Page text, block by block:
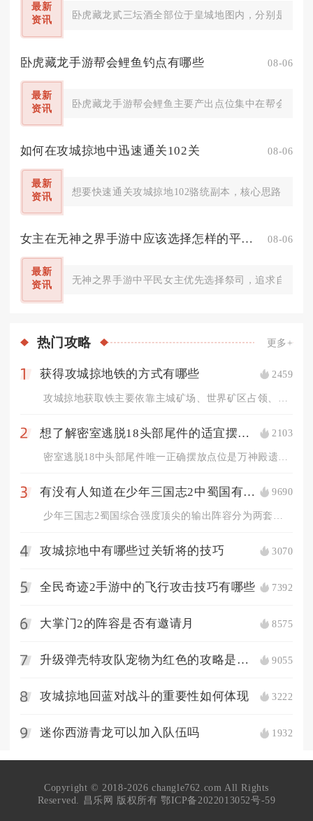
最新
资讯
卧虎藏龙贰三坛酒全部位于皇城地图内，分别是药
卧虎藏龙手游帮会鲤鱼钓点有哪些 08-06
最新
资讯
卧虎藏龙手游帮会鲤鱼主要产出点位集中在帮会渔
如何在攻城掠地中迅速通关102关 08-06
最新
资讯
想要快速通关攻城掠地102骆统副本，核心思路是依
女主在无神之界手游中应该选择怎样的平民职业 08-06
最新
资讯
无神之界手游中平民女主优先选择祭司，追求自主
热门攻略 更多+
获得攻城掠地铁的方式有哪些 2459
2 想了解密室逃脱18头部尾件的适宜摆放位置吗 2103
3 有没有人知道在少年三国志2中蜀国有哪些最强的输出阵容 9690
少年三国志2蜀国综合强度顶尖的输出阵容分为两套，顶配阵容为关...
4 攻城掠地中有哪些过关斩将的技巧 3070
5 全民奇迹2手游中的飞行攻击技巧有哪些 7392
6 大掌门2的阵容是否有邀请月 8575
7 升级弹壳特攻队宠物为红色的攻略是什么 9055
8 攻城掠地回蓝对战斗的重要性如何体现 3222
9 迷你西游青龙可以加入队伍吗 1932
Copyright © 2018-2026 changle762.com All Rights
Reserved. 昌乐网 版权所有 鄂ICP备2022013052号-59